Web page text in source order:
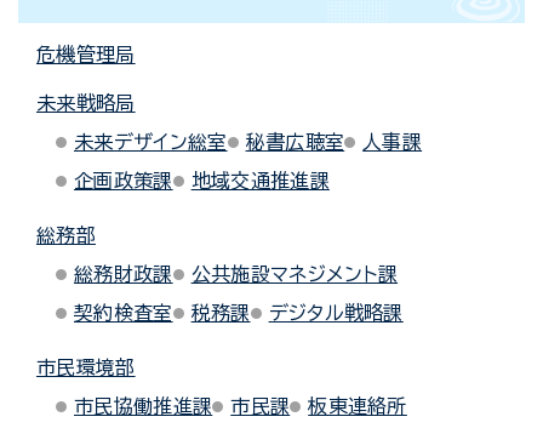
危機管理局
未来戦略局
未来デザイン総室
秘書広聴室
人事課
企画政策課
地域交通推進課
総務部
総務財政課
公共施設マネジメント課
契約検査室
税務課 デジタル戦略課
市民環境部
市民協働推進課
市民課
板東連絡所